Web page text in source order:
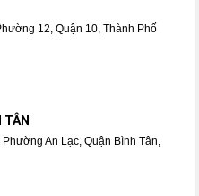
12, Quận 10, Thành Phố
TÂN
An Lạc, Quận Bình Tân,